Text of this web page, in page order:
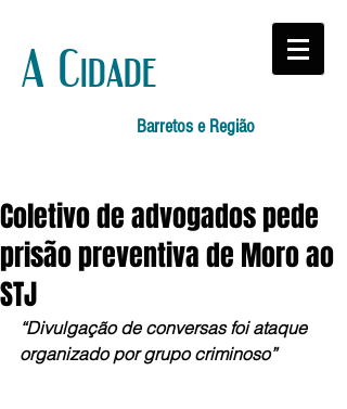
A Cidade
Barretos e Região
Coletivo de advogados pede
prisão preventiva de Moro ao
STJ
“Divulgação de conversas foi ataque
organizado por grupo criminoso”